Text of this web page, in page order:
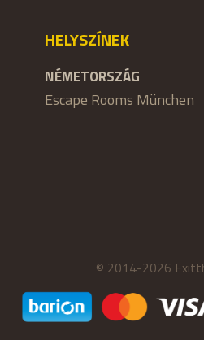
HELYSZÍNEK
NÉMETORSZÁG
Escape Rooms München
© 2014-2026